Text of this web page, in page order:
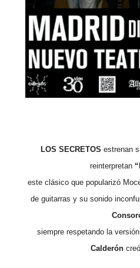
LOS SECRETOS estrenan
reinterpretan
este clásico que popularizó
de guitarras y su sonido
siempre respetando la
Calderón